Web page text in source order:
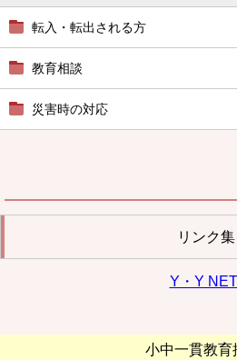
転入・転出される方
教育相談
災害時の対応
リンク集
Y・Y NET
小中一貫教育